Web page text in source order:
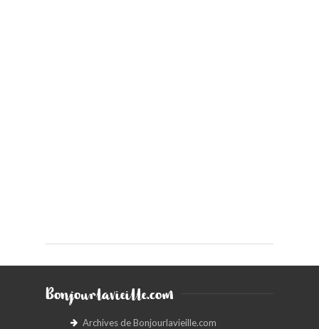
Bonjourlavieille.com
Archives de Bonjourlavieille.com